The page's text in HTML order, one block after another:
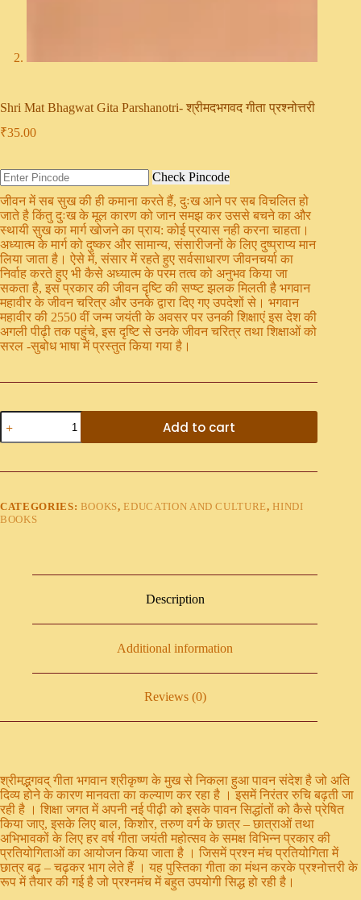
Shri Mat Bhagwat Gita Parshanotri- श्रीमदभगवद गीता प्रश्नोत्तरी
₹35.00
Check Pincode
जीवन में सब सुख की ही कमाना करते हैं, दुःख आने पर सब विचलित हो
जाते है किंतु दुःख के मूल कारण को जान समझ कर उससे बचने का और
स्थायी सुख का मार्ग खोजने का प्राय: कोई प्रयास नही करना चाहता।
अध्यात्म के मार्ग को दुष्कर और सामान्य, संसारीजनों के लिए दुष्प्राप्य मान
लिया जाता है। ऐसे में, संसार में रहते हुए सर्वसाधारण जीवनचर्या का
निर्वाह करते हुए भी कैसे अध्यात्म के परम तत्व को अनुभव किया जा
सकता है, इस प्रकार की जीवन दृष्टि की सप्ष्ट झलक मिलती है भगवान
महावीर के जीवन चरित्र और उनके द्वारा दिए गए उपदेशों से। भगवान
महावीर की 2550 वीं जन्म जयंती के अवसर पर उनकी शिक्षाएं इस देश की
अगली पीढ़ी तक पहुंचे, इस दृष्टि से उनके जीवन चरित्र तथा शिक्षाओं को
सरल -सुबोध भाषा में प्रस्तुत किया गया है।
Add to cart
CATEGORIES: BOOKS,EDUCATION AND CULTURE,HINDI
BOOKS
Description
Additional information
Reviews (0)
श्रीमद्भगवद् गीता भगवान श्रीकृष्ण के मुख से निकला हुआ पावन संदेश है जो अति
दिव्य होने के कारण मानवता का कल्याण कर रहा है । इसमें निरंतर रुचि बढ़ती जा
रही है । शिक्षा जगत में अपनी नई पीढ़ी को इसके पावन सिद्धांतों को कैसे प्रेषित
किया जाए, इसके लिए बाल, किशोर, तरुण वर्ग के छात्र – छात्राओं तथा
अभिभावकों के लिए हर वर्ष गीता जयंती महोत्सव के समक्ष विभिन्न प्रकार की
प्रतियोगिताओं का आयोजन किया जाता है । जिसमें प्रश्न मंच प्रतियोगिता में
छात्र बढ़ – चढ़कर भाग लेते हैं । यह पुस्तिका गीता का मंथन करके प्रश्नोत्तरी के
रूप में तैयार की गई है जो प्रश्नमंच में बहुत उपयोगी सिद्ध हो रही है।